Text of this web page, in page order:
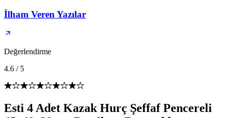
İlham Veren Yazılar
Değerlendirme
4.6 / 5
Esti 4 Adet Kazak Hurç Şeffaf Pencereli